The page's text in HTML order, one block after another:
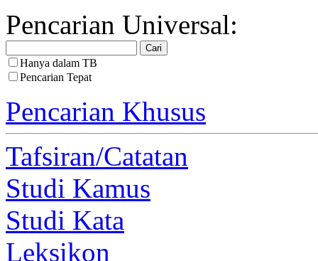
Pencarian Universal:
Hanya dalam TB
Pencarian Tepat
Pencarian Khusus
Tafsiran/Catatan
Studi Kamus
Studi Kata
Leksikon